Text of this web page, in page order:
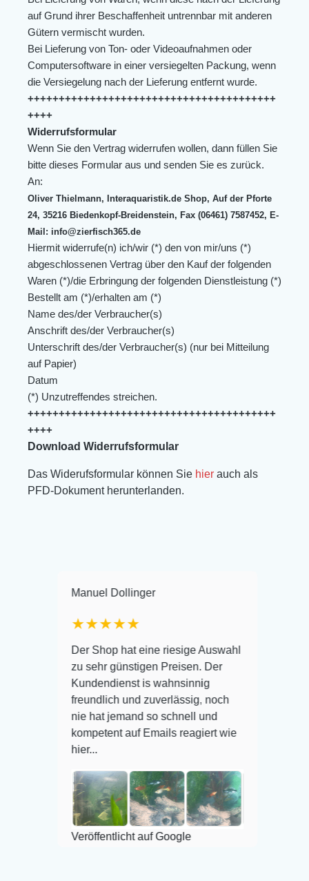
auf Grund ihrer Beschaffenheit untrennbar mit anderen
Gütern vermischt wurden.
Bei Lieferung von Ton- oder Videoaufnahmen oder
Computersoftware in einer versiegelten Packung, wenn
die Versiegelung nach der Lieferung entfernt wurde.
++++++++++++++++++++++++++++++++++++++++
++++
Widerrufsformular
Wenn Sie den Vertrag widerrufen wollen, dann füllen Sie
bitte dieses Formular aus und senden Sie es zurück.
An:
Oliver Thielmann, Interaquaristik.de Shop, Auf der Pforte
24, 35216 Biedenkopf-Breidenstein, Fax (06461) 7587452, E-
Mail: info@zierfisch365.de
Hiermit widerrufe(n) ich/wir (*) den von mir/uns (*)
abgeschlossenen Vertrag über den Kauf der folgenden
Waren (*)/die Erbringung der folgenden Dienstleistung (*)
Bestellt am (*)/erhalten am (*)
Name des/der Verbraucher(s)
Anschrift des/der Verbraucher(s)
Unterschrift des/der Verbraucher(s) (nur bei Mitteilung
auf Papier)
Datum
(*) Unzutreffendes streichen.
++++++++++++++++++++++++++++++++++++++++
++++
Download Widerrufsformular
Das Widerufsformular können Sie hier auch als
PFD-Dokument herunterlanden.
Manuel Dollinger
★★★★★
Der Shop hat eine riesige Auswahl
zu sehr günstigen Preisen. Der
Kundendienst is wahnsinnig
freundlich und zuverlässig, noch
nie hat jemand so schnell und
kompetent auf Emails reagiert wie
Veröffentlicht auf Google